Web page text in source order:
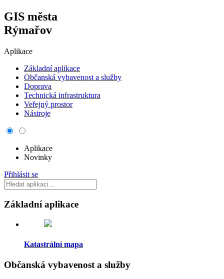
GIS města
Rýmařov
Aplikace
Základní aplikace
Občanská vybavenost a služby
Doprava
Technická infrastruktura
Veřejný prostor
Nástroje
Aplikace
Novinky
Přihlásit se
Základní aplikace
Katastrální mapa
Občanská vybavenost a služby